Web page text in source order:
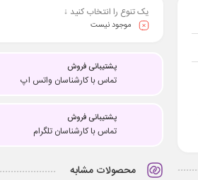
یک تنوع را انتخاب کنید ↓
موجود نیست
پشتیبانی فروش
تماس با کارشناسان واتس اپ
پشتیبانی فروش
تماس با کارشناسان تلگرام
محصولات مشابه